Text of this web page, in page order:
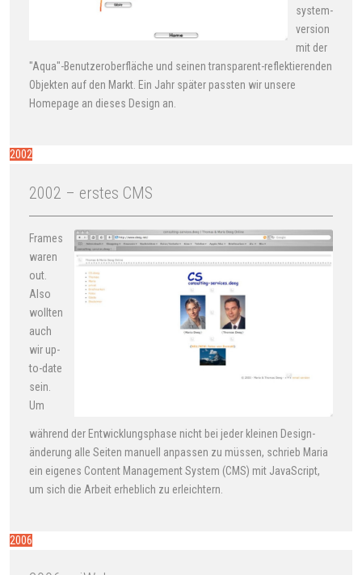
system­
version
mit der
"Aqua"-Be­nutzer­ober­fläche und seinen transparent-reflektierenden
Objekten auf den Markt. Ein Jahr später passten wir unsere
Homepage an dieses Design an.
2002
2002 – erstes CMS
Frames
waren
out.
Also
wollten
auch
wir up-
to-date
sein.
Um
während der Ent­wicklungs­phase nicht bei jeder kleinen Design­
ände­rung alle Seiten manuell anpassen zu müssen, schrieb Maria
ein eigenes Content Management System (CMS) mit JavaScript,
um sich die Arbeit erheblich zu erleichtern.
2006